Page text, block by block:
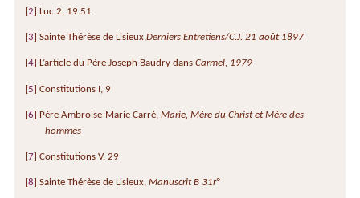
[2]Luc 2, 19.51
[3]Sainte Thérèse de Lisieux,Derniers Entretiens/C.J. 21 août 1897
[4 L’article du Père Joseph Baudry dansCarmel, 1979
[5]Constitutions I, 9
[6] Père Ambroise-Marie Carré,Marie, Mère du Christ et Mère des
hommes
[7 ]Constitutions V, 29
[8 ]Sainte Thérèse de Lisieux,Manuscrit B 31r°